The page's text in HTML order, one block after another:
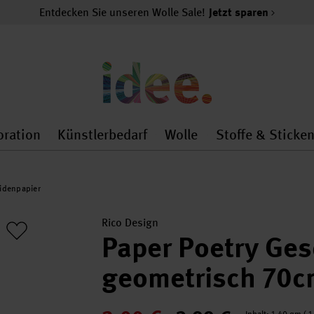
Entdecken Sie unseren Wolle Sale! Jetzt sparen
general.openMenu
Dekoration general.openMenu
Künstlerbedarf
Künstlerbedarf
Wolle
Wolle
Stoffe & Sticken
Rico Design
Paper Poetry
geometrisch